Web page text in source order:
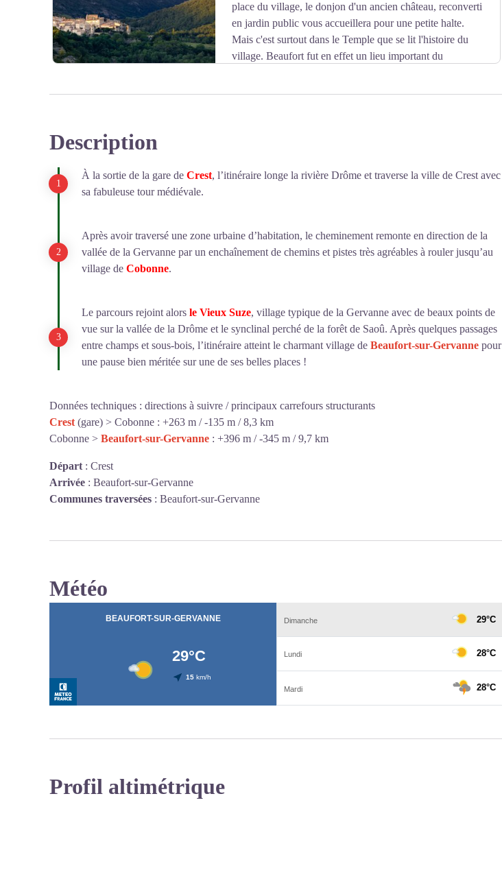
Voir l'image en plein écran
place du village, le donjon d'un ancien château, reconverti
en jardin public vous accueillera pour une petite halte.
Mais c'est surtout dans le Temple que se lit l'histoire du
village. Beaufort fut en effet un lieu important du
Description
À la sortie de la gare de Crest, l’itinéraire longe la rivière Drôme et traverse la ville de Crest avec
sa fabuleuse tour médiévale.
Après avoir traversé une zone urbaine d’habitation, le cheminement remonte en direction de la
vallée de la Gervanne par un enchaînement de chemins et pistes très agréables à rouler jusqu’au
village de Cobonne.
Le parcours rejoint alors le Vieux Suze, village typique de la Gervanne avec de beaux points de
vue sur la vallée de la Drôme et le synclinal perché de la forêt de Saoû. Après quelques passages
entre champs et sous-bois, l’itinéraire atteint le charmant village de Beaufort-sur-Gervanne pour
une pause bien méritée sur une de ses belles places !
Données techniques : directions à suivre / principaux carrefours structurants
Crest (gare) > Cobonne : +263 m / -135 m / 8,3 km
Cobonne > Beaufort-sur-Gervanne : +396 m / -345 m / 9,7 km
Départ : Crest
Arrivée : Beaufort-sur-Gervanne
Communes traversées : Beaufort-sur-Gervanne
Météo
Profil altimétrique